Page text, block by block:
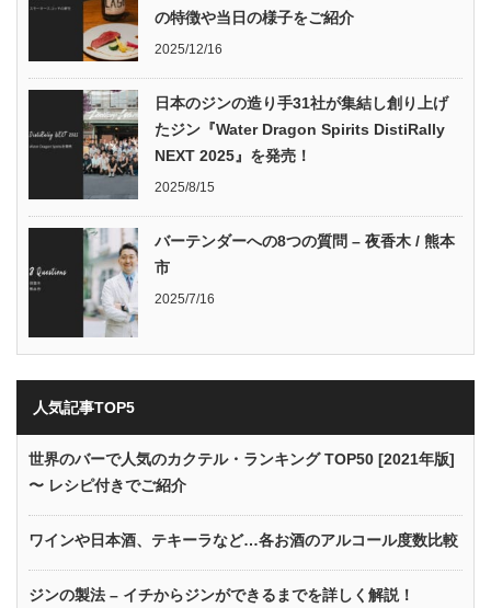
の特徴や当日の様子をご紹介
2025/12/16
日本のジンの造り手31社が集結し創り上げ
たジン『Water Dragon Spirits DistiRally
NEXT 2025』を発売！
2025/8/15
バーテンダーへの8つの質問 – 夜香木 / 熊本
市
2025/7/16
人気記事TOP5
世界のバーで人気のカクテル・ランキング TOP50 [2021年版]
〜 レシピ付きでご紹介
ワインや日本酒、テキーラなど…各お酒のアルコール度数比較
ジンの製法 – イチからジンができるまでを詳しく解説！